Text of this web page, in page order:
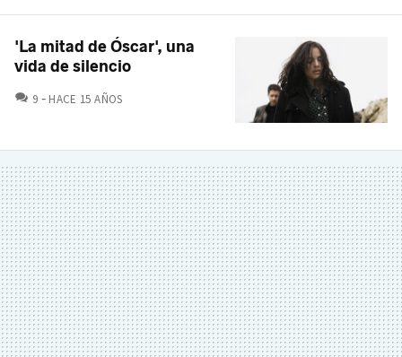
'La mitad de Óscar', una
vida de silencio
9 COMENTARIOS
HACE 15 AÑOS